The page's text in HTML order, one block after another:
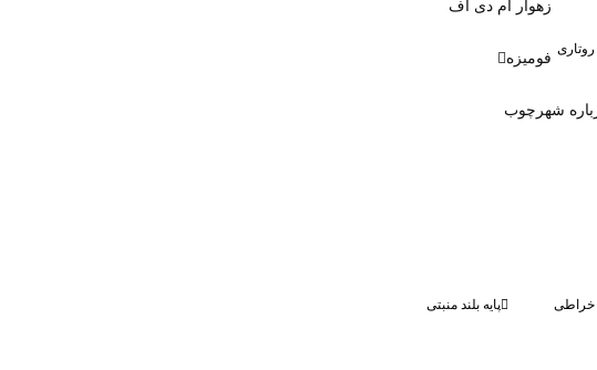
خراطی پایه بلند منبتی
زهوار ام دی اف
فومیزه
شهرچوب